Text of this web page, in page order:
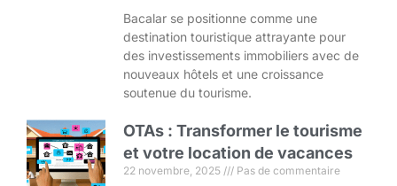
Bacalar se positionne comme une
destination touristique attrayante pour
des investissements immobiliers avec de
nouveaux hôtels et une croissance
soutenue du tourisme.
OTAs : Transformer le tourisme
et votre location de vacances
22 novembre, 2025 Pas de commentaire